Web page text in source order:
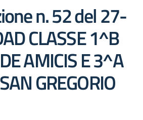
n. 52 del 27-
CLASSE 1^B
AMICIS E 3^A
GREGORIO